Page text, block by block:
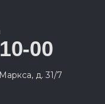
00
д. 31/7